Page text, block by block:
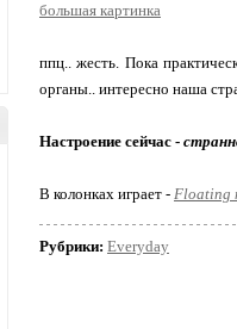
большая картинка
ппц.. жесть. Пока
органы.. интересно наша
Настроение сейчас -
В колонках играет - Floating
Рубрики: Everyday